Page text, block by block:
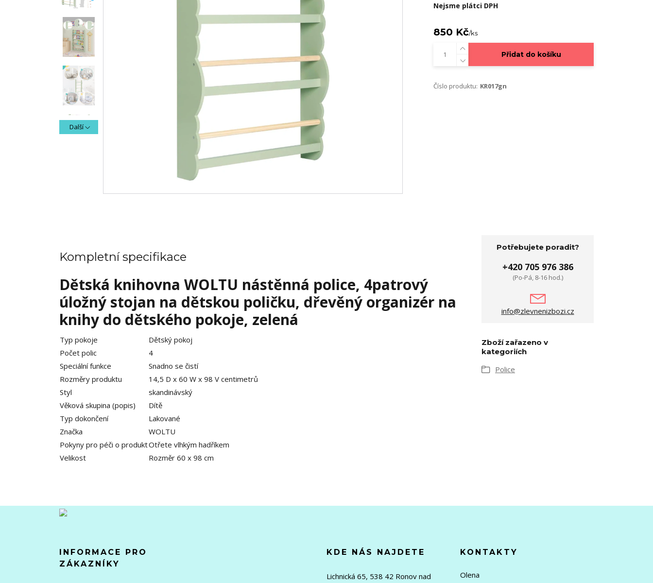
Další
Nejsme plátci DPH
850 Kč/ks
Přidat do košíku
Číslo produktu: KR017gn
Kompletní specifikace
Dětská knihovna WOLTU nástěnná police, 4patrový
úložný stojan na dětskou poličku, dřevěný organizér na
knihy do dětského pokoje, zelená
Typ pokoje
Dětský pokoj
Počet polic
4
Speciální funkce
Snadno se čistí
Rozměry produktu
14,5 D x 60 W x 98 V centimetrů
Styl
skandinávský
Věková skupina (popis)
Dítě
Typ dokončení
Lakované
Značka
WOLTU
Pokyny pro péči o produktOtřete vlhkým hadříkem
Velikost
Rozměr 60 x 98 cm
Potřebujete poradit?
+420 705 976 386
(Po-Pá, 8-16 hod.)
info@zlevnenizbozi.cz
Zboží zařazeno v
kategoriích
Police
INFORMACE PRO
ZÁKAZNÍKY
KDE NÁS NAJDETE
Lichnická 65, 538 42 Ronov nad
KONTAKTY
Olena